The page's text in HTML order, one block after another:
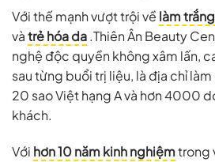
Với thế mạnh vượt trội về làm
vàtrẻ hóa da.Thiên Ân Beauty
nghệ độc quyền không xâm lấn,
sau từng buổi trị liệu, là địa chỉ
20 sao Việt hạng A và hơn 4000
khách.
Với hơn 10 năm kinh nghiệmtrong